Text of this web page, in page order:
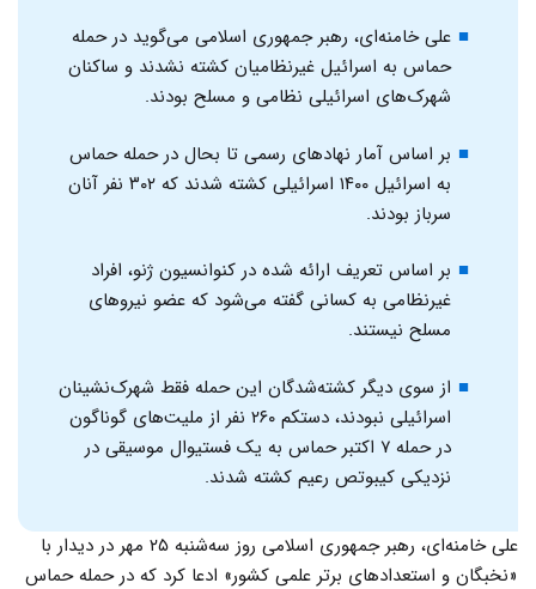
علی خامنه‌ای، رهبر جمهوری اسلامی می‌گوید در حمله
حماس به اسرائیل غیرنظامیان کشته نشدند و ساکنان
شهرک‌های اسرائیلی نظامی و مسلح بودند.
بر اساس آمار نهادهای رسمی تا بحال در حمله حماس
به اسرائیل ۱۴۰۰ اسرائیلی کشته شدند که ۳۰۲ نفر آنان
سرباز بودند.
بر اساس تعریف ارائه شده در کنوانسیون ژنو، افراد
غیرنظامی به کسانی گفته می‌شود که عضو نیروهای
مسلح نیستند.
از سوی دیگر کشته‌شدگان این حمله فقط شهرک‌نشینان
اسرائیلی نبودند، دستکم ۲۶۰ نفر از ملیت‌های گوناگون
در حمله ۷ اکتبر حماس به یک فستیوال موسیقی در
نزدیکی کیبوتص رعیم کشته شدند.
علی خامنه‌ای، رهبر جمهوری اسلامی روز سه‌‌شنبه ۲۵ مهر در دیدار با
«نخبگان و استعدادهای برتر علمی کشور» ادعا کرد که در حمله حماس